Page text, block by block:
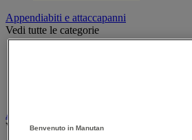
Appendiabiti e attaccapanni
Vedi tutte le categorie
Armadio e archiviazione
Vedi tutte le categorie
Benvenuto in Manutan